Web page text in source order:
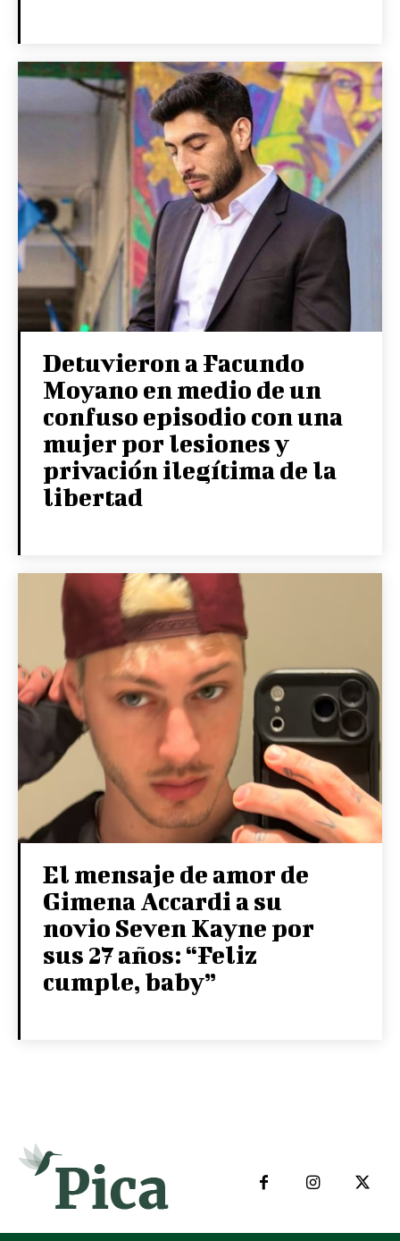
Detuvieron a Facundo
Moyano en medio de un
confuso episodio con una
mujer por lesiones y
privación ilegítima de la
libertad
El mensaje de amor de
Gimena Accardi a su
novio Seven Kayne por
sus 27 años: “Feliz
cumple, baby”